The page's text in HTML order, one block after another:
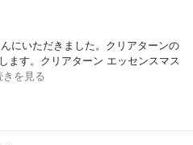
にいただきました。クリアターンの
ます。クリアターン エッセンスマス
きを見る